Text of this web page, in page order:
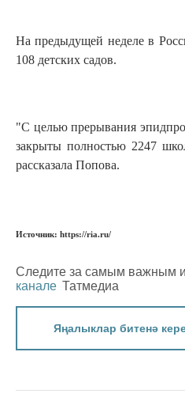
На предыдущей неделе в
108 детских садов.
"С целью прерывания
закрыты полностью 2247
рассказала Попова.
Источник: https://ria.ru/
Следите за самым важным
канале Татмедиа
Яңалыклар битенә